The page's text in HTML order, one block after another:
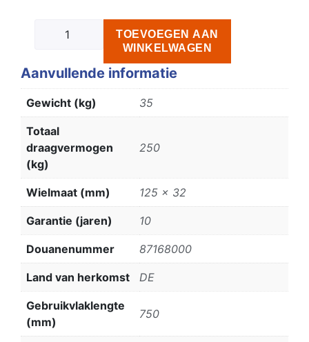
TOEVOEGEN AAN
WINKELWAGEN
Aanvullende informatie
Gewicht (kg) 35
Totaal
draagvermogen
(kg)
250
Wielmaat (mm) 125 x 32
Garantie (jaren) 10
Douanenummer 87168000
Land van herkomst DE
Gebruikvlaklengte
(mm)
750